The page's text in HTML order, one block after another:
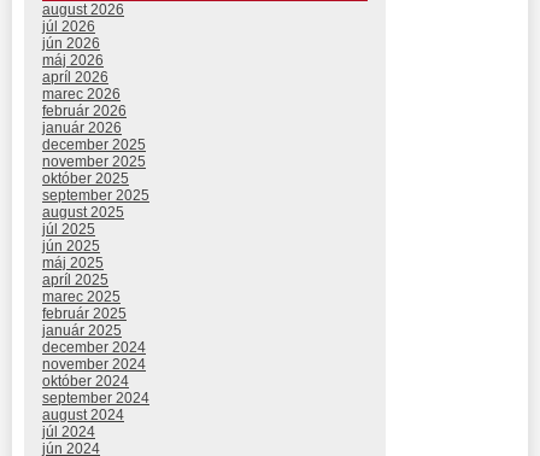
august 2026
júl 2026
jún 2026
máj 2026
apríl 2026
marec 2026
február 2026
január 2026
december 2025
november 2025
október 2025
september 2025
august 2025
júl 2025
jún 2025
máj 2025
apríl 2025
marec 2025
február 2025
január 2025
december 2024
november 2024
október 2024
september 2024
august 2024
júl 2024
jún 2024